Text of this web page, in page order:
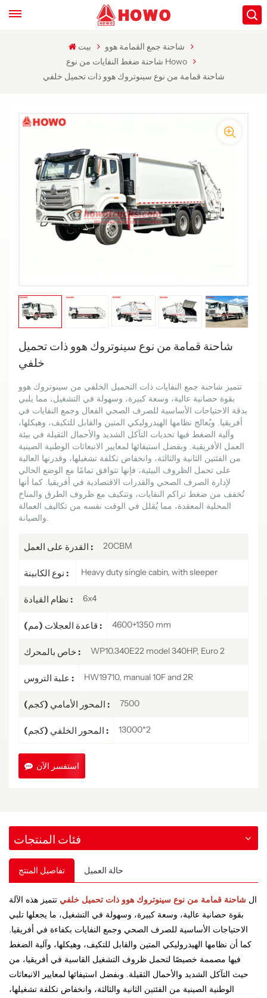
بيت
شاحنة جمع القمامة هوو
شاحنة ضغط النفايات من نوع Howo
شاحنة قمامة من نوع سينوتروك هوو ذات تحميل خلفي
شاحنة قمامة من نوع سينوتروك هوو ذات تحميل
خلفي
تتميز شاحنة جمع النفايات ذات التحميل الخلفي من سينوتروك هوو
بقوة حصانية عالية، وسعة كبيرة، وسهولة في التشغيل، مما يلبي
بدقة الاحتياجات الأساسية للصرف الصحي الفعال وجمع النفايات في
أفريقيا. ويُعالج نظامها الهيدروليكي المتين والقابل للتكيف، وهيكلها،
وآلية الضغط فيها تحديات التآكل الشديد والأحمال الثقيلة في بيئة
العمل الأفريقية. وبفضل استيفائها لمعايير الانبعاثات الوطنية الصينية
من الفئتين الثانية والثالثة، وانخفاض تكلفة تشغيلها، وقدرتها العالية
على تحمل الظروف البيئية، فإنها تتوافق تمامًا مع الوضع الحالي
لإدارة الصرف الصحي والقدرات الاقتصادية في أفريقيا. كما أنها
تُخفف من ضغط تراكم النفايات، وتتكيف مع ظروف الطرق والمناخ
المحلية المعقدة، مما يُقلل في الوقت نفسه من تكاليف العمالة
القدرة على العمل : 20CBM
نوع الكابينة : Heavy duty single cabin, with sleeper
نظام القيادة : 6x4
قاعدة العجلات (مم) : 4600+1350 mm
خاص بالمحرك : WP10.340E22 model 340HP, Euro 2
علبة التروس : HW19710, manual 10F and 2R
المحور الأمامي (كجم) : 7500
المحور الخلفي (كجم) : 13000*2
استفسر الآن
فئات المنتجات
تفاصيل المنتج حالة العميل
ال شاحنة قمامة من نوع سينوتروك هوو ذات تحميل خلفي تتميز هذه الآلة
بقوة حصانية عالية، وسعة كبيرة، وسهولة في التشغيل، ما يجعلها تلبي
الاحتياجات الأساسية للصرف الصحي وجمع النفايات بكفاءة في أفريقيا.
كما أن نظامها الهيدروليكي المتين والقابل للتكيف، وهيكلها، وآلية الضغط
فيها مصممة خصيصًا لتحمل ظروف التشغيل القاسية في أفريقيا، من
حيث التآكل الشديد والأحمال الثقيلة. وبفضل استيفائها لمعايير الانبعاثات
الوطنية الصينية من الفئتين الثانية والثالثة، وانخفاض تكلفة تشغيلها،